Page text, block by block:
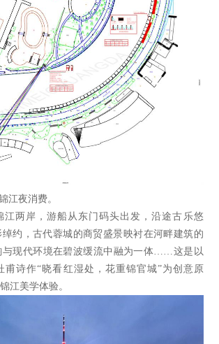
江夜消费。
江两岸，游船从东门码头出发，沿途古乐悠
约，古代蓉城的商贸盛景映衬在河畔建筑的
与现代环境在碧波缓流中融为一体……这是以
甫诗作“晓看红湿处，花重锦官城”为创意原
江美学体验。